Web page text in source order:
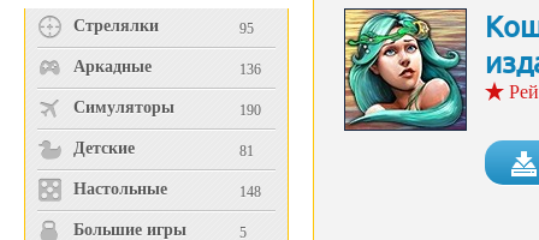
Стрелялки 95
Аркадные 136
Симуляторы 190
Детские 81
Настольные 148
Большие игры 5